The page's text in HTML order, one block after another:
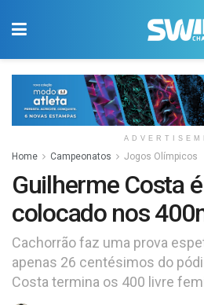
Home Campeonatos Jogos Olímpicos
Guilherme Costa
colocado nos
Cachorrão faz uma prova
apenas 26 centésimos do
Costa termina os 400 livre